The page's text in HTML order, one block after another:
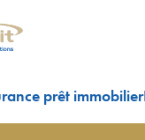
prêt immobilier